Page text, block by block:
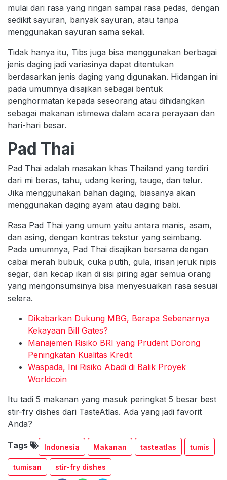
mulai dari rasa yang ringan sampai rasa pedas, dengan
sedikit sayuran, banyak sayuran, atau tanpa
menggunakan sayuran sama sekali.
Tidak hanya itu, Tibs juga bisa menggunakan berbagai
jenis daging jadi variasinya dapat ditentukan
berdasarkan jenis daging yang digunakan. Hidangan ini
pada umumnya disajikan sebagai bentuk
penghormatan kepada seseorang atau dihidangkan
sebagai makanan istimewa dalam acara perayaan dan
hari-hari besar.
Pad Thai
Pad Thai adalah masakan khas Thailand yang terdiri
dari mi beras, tahu, udang kering, tauge, dan telur.
Jika menggunakan bahan daging, biasanya akan
menggunakan daging ayam atau daging babi.
Rasa Pad Thai yang umum yaitu antara manis, asam,
dan asing, dengan kontras tekstur yang seimbang.
Pada umumnya, Pad Thai disajikan bersama dengan
cabai merah bubuk, cuka putih, gula, irisan jeruk nipis
segar, dan kecap ikan di sisi piring agar semua orang
yang mengonsumsinya bisa menyesuaikan rasa sesuai
selera.
Dikabarkan Dukung MBG, Berapa Sebenarnya
Kekayaan Bill Gates?
Manajemen Risiko BRI yang Prudent Dorong
Peningkatan Kualitas Kredit
Waspada, Ini Risiko Abadi di Balik Proyek
Worldcoin
Itu tadi 5 makanan yang masuk peringkat 5 besar best
stir-fry dishes dari TasteAtlas. Ada yang jadi favorit
Anda?
Tags Indonesia Makanan tasteatlas tumis
tumisan stir-fry dishes